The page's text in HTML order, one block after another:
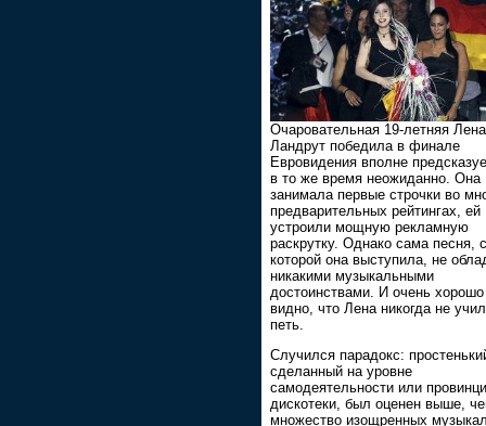
Очаровательная 19-летняя
Ландрут победила в финале
Евровидения вполне
в то же время неожиданно. Она
занимала первые строчки во
предварительных рейтингах, ей
устроили мощную рекламную
раскрутку. Однако сама песня, с
которой она выступила, не
никакими музыкальными
достоинствами. И очень
видно, что Лена никогда не
петь.
Случился парадокс:
сделанный на уровне
самодеятельности или
дискотеки, был оценен выше,
множество изощренных